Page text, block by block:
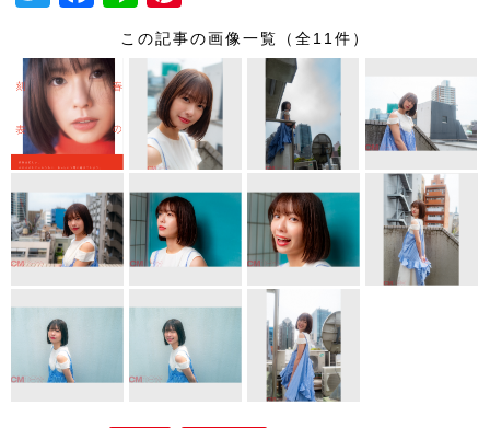
tt
er
c
e
b
o
o
k
n
e
nt
er
e
st
この記事の画像一覧（全11件）